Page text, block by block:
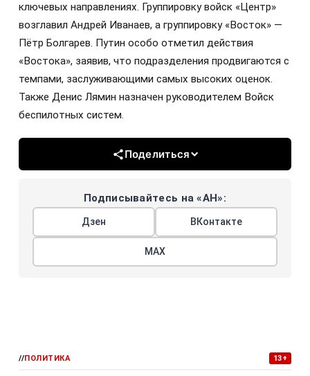
ключевых направлениях. Группировку войск «Центр»
возглавил Андрей Иванаев, а группировку «Восток» —
Пётр Болгарев. Путин особо отметил действия
«Востока», заявив, что подразделения продвигаются с
темпами, заслуживающими самых высоких оценок.
Также Денис Лямин назначен руководителем Войск
беспилотных систем.
Поделиться
Подписывайтесь на «АН»:
Дзен ВКонтакте
МАХ
//ПОЛИТИКА 13+